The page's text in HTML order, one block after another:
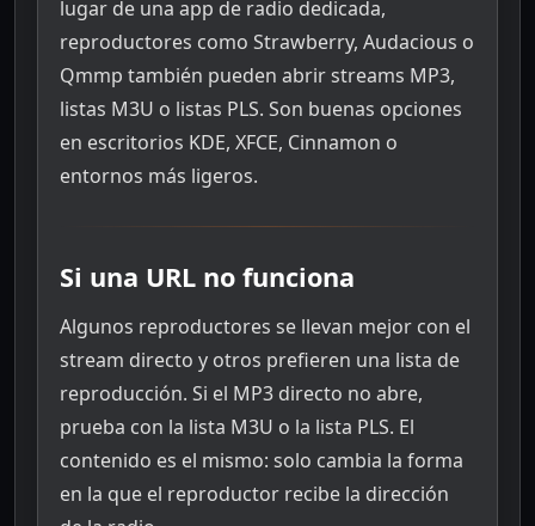
lugar de una app de radio dedicada,
reproductores como Strawberry, Audacious o
Qmmp también pueden abrir streams MP3,
listas M3U o listas PLS. Son buenas opciones
en escritorios KDE, XFCE, Cinnamon o
entornos más ligeros.
Si una URL no funciona
Algunos reproductores se llevan mejor con el
stream directo y otros prefieren una lista de
reproducción. Si el MP3 directo no abre,
prueba con la lista M3U o la lista PLS. El
contenido es el mismo: solo cambia la forma
en la que el reproductor recibe la dirección